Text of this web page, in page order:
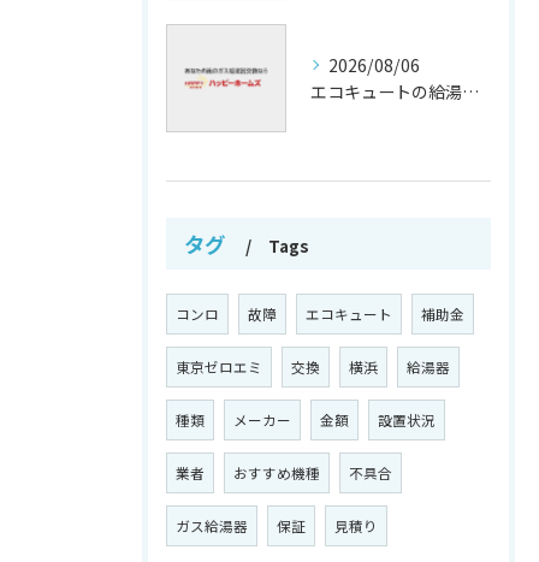
2026/08/06
エコキュートの給湯効率と省エネ効果
タグ Tags
コンロ 故障 エコキュート 補助金
東京ゼロエミ 交換 横浜 給湯器
種類 メーカー 金額 設置状況
業者 おすすめ機種 不具合
ガス給湯器 保証 見積り